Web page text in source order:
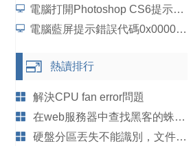
電腦打開Photoshop CS6提示配置錯誤16如何解決？
電腦藍屏提示錯誤代碼0x00000019如何解決？
熱讀排行
解決CPU fan error問題
在web服務器中查找黑客的蛛絲馬跡
硬盤分區丟失不能識別，文件系統損壞，不能讀取第一個/第二個NTF